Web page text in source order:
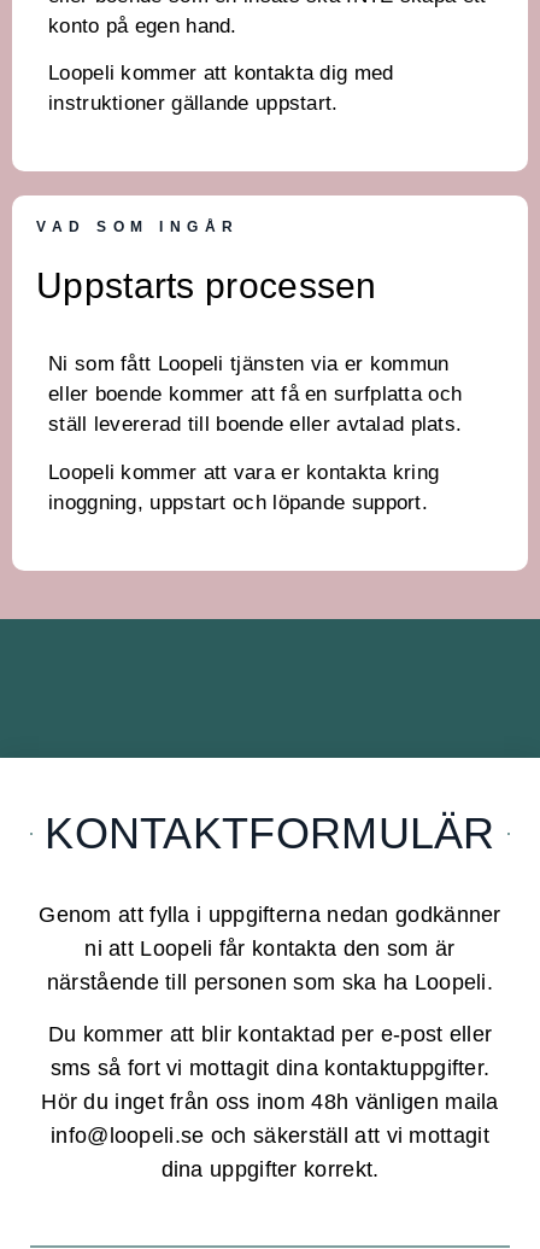
konto på egen hand.
Loopeli kommer att kontakta dig med
instruktioner gällande uppstart.
VAD SOM INGÅR
Uppstarts processen
Ni som fått Loopeli tjänsten via er kommun
eller boende kommer att få en surfplatta och
ställ levererad till boende eller avtalad plats.
Loopeli kommer att vara er kontakta kring
inoggning, uppstart och löpande support.
KONTAKTFORMULÄR
Genom att fylla i uppgifterna nedan godkänner
ni att Loopeli får kontakta den som är
närstående till personen som ska ha Loopeli.
Du kommer att blir kontaktad per e-post eller
sms så fort vi mottagit dina kontaktuppgifter.
Hör du inget från oss inom 48h vänligen maila
info@loopeli.se och säkerställ att vi mottagit
dina uppgifter korrekt.